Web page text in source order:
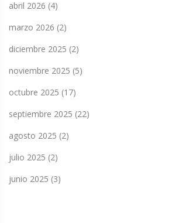
abril 2026 (4)
marzo 2026 (2)
diciembre 2025 (2)
noviembre 2025 (5)
octubre 2025 (17)
septiembre 2025 (22)
agosto 2025 (2)
julio 2025 (2)
junio 2025 (3)